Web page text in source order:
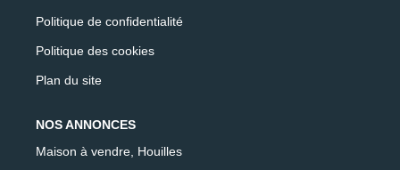
Politique de confidentialité
Politique des cookies
Plan du site
NOS ANNONCES
Maison à vendre, Houilles